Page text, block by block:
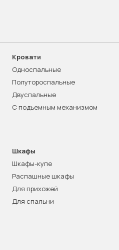
Кровати
Односпальные
Полутороспальные
Двуспальные
С подъемным механизмом
Шкафы
Шкафы-купе
Распашные шкафы
Для прихожей
Для спальни